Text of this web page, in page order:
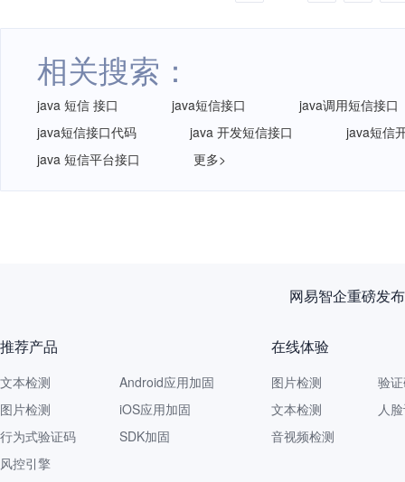
相关搜索：
java 短信 接口 java短信接口
java调用短信接口
java短信接口代码
java 开发短信接口
java短信
java 短信平台接口
更多>
网易智企重磅发
推荐产品
文本检测
图片检测
行为式验证码
风控引擎
Android应用加固
iOS应用加固
SDK加固
在线体验
图片检测
文本检测
音视频检测
验
人